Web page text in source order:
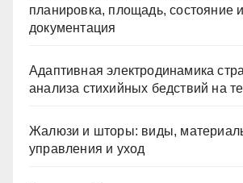
планировка, площадь, состояние и
документация
Адаптивная электродинамика
анализа стихийных бедствий на
Жалюзи и шторы: виды,
управления и уход